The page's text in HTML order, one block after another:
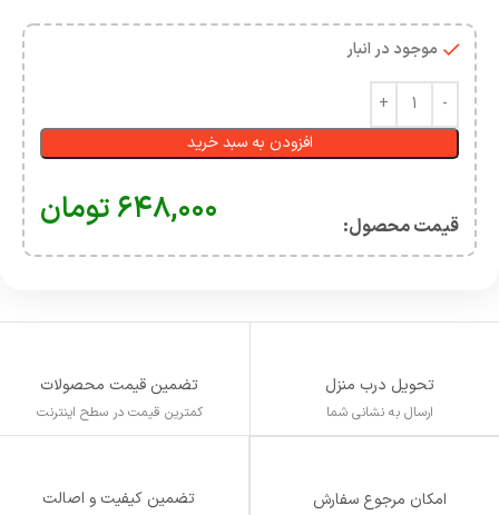
موجود در انبار
افزودن به سبد خرید
قیمت محصول:​ ۶۴۸,۰۰۰ تومان
تحویل درب منزل
ارسال به نشانی شما
تضمین قیمت محصولات
کمترین قیمت در سطح اینترنت
امکان مرجوع سفارش تضمین کیفیت و اصالت